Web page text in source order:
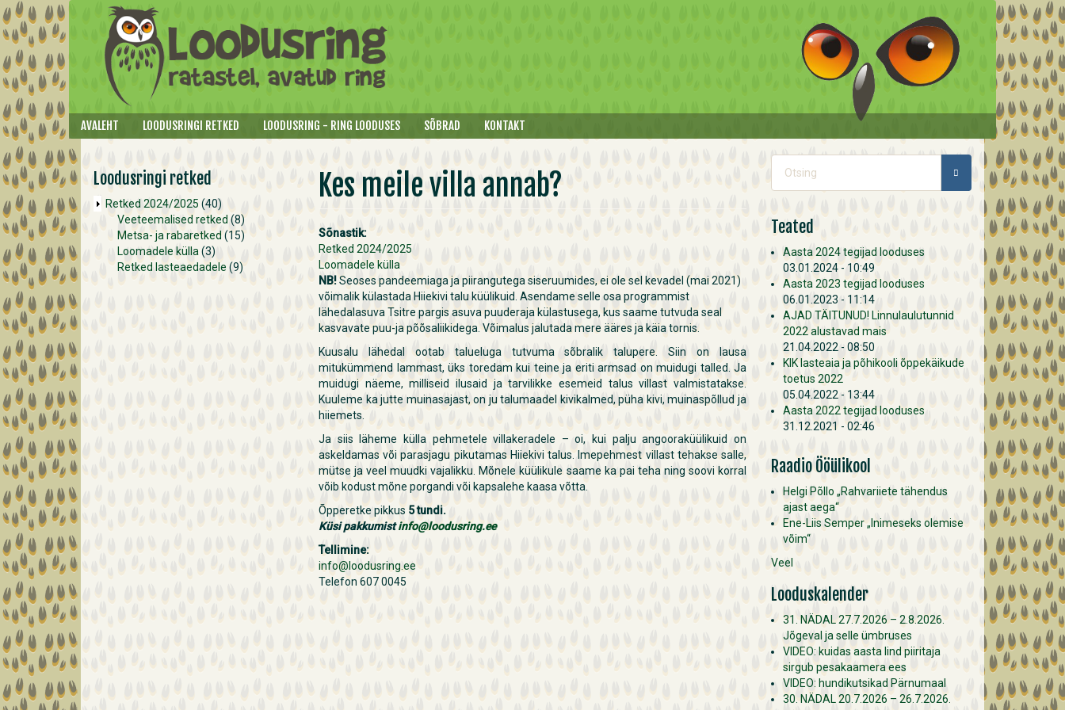
Liigu edasi põhisisu juurde
AVALEHT LOODUSRINGI RETKED LOODUSRING - RING LOODUSES SÕBRAD KONTAKT
Loodusringi retked
Retked 2024/2025 (40)
Veeteemalised retked (8)
Metsa- ja rabaretked (15)
Loomadele külla(3)
Retked lasteaedadele (9)
Kes meile villa annab?
Sõnastik:
Retked 2024/2025
Loomadele külla
NB!Seoses pandeemiaga ja piirangutega siseruumides, ei ole sel kevadel (mai 2021)
võimalik külastada Hiiekivi talu küülikuid. Asendame selle osa programmist
lähedalasuva Tsitre pargis asuva puuderaja külastusega, kus saame tutvuda seal
kasvavate puu-ja põõsaliikidega. Võimalus jalutada mere ääres ja käia tornis.
Kuusalu lähedal ootab talueluga tutvuma sõbralik talupere. Siin on lausa
mitukümmend lammast, üks toredam kui teine ja eriti armsad on muidugi talled. Ja
muidugi näeme, milliseid ilusaid ja tarvilikke esemeid talus villast valmistatakse.
Kuuleme ka jutte muinasajast, on ju talumaadel kivikalmed, püha kivi, muinaspõllud ja
hiiemets.
Ja siis läheme külla pehmetele villakeradele – oi, kui palju angooraküülikuid on
askeldamas või parasjagu pikutamas Hiiekivi talus. Imepehmest villast tehakse salle,
mütse ja veel muudki vajalikku. Mõnele küülikule saame ka pai teha ning soovi korral
võib kodust mõne porgandi või kapsalehe kaasa võtta.
Õpperetke pikkus 5 tundi.
Küsi pakkumistinfo@loodusring.ee
Tellimine:
info@loodusring.ee
Telefon 607 0045
Otsinguvorm
Teated
Aasta 2024 tegijad looduses
03.01.2024 - 10:49
Aasta 2023 tegijad looduses
06.01.2023 - 11:14
AJAD TÄITUNUD! Linnulaulutunnid
2022 alustavad mais
21.04.2022 - 08:50
KIK lasteaia ja põhikooli õppekäikude
toetus 2022
05.04.2022 - 13:44
Aasta 2022 tegijad looduses
31.12.2021 - 02:46
Raadio Ööülikool
Helgi Põllo „Rahvariiete tähendus
ajast aega“
Ene-Liis Semper „Inimeseks olemise
võim“
Veel
Looduskalender
31. NÄDAL 27.7.2026 – 2.8.2026.
Jõgeval ja selle ümbruses
VIDEO: kuidas aasta lind piiritaja
sirgub pesakaamera ees
VIDEO: hundikutsikad Pärnumaal
30. NÄDAL 20.7.2026 – 26.7.2026.